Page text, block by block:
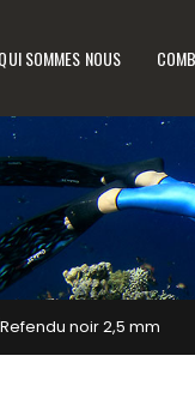
QUI SOMMES NOUS
noir 2,5 mm